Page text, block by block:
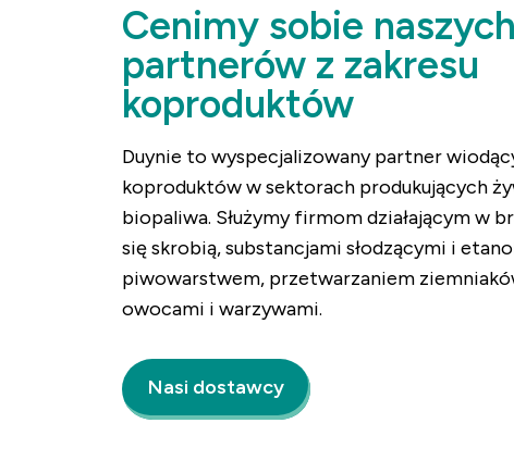
Cenimy sobie naszych
partnerów z zakresu
koproduktów
Duynie to wyspecjalizowany partner
koproduktów w sektorach produkujących
biopaliwa. Służymy firmom działającym w
się skrobią, substancjami słodzącymi i
piwowarstwem, przetwarzaniem
owocami i warzywami.
Nasi dostawcy